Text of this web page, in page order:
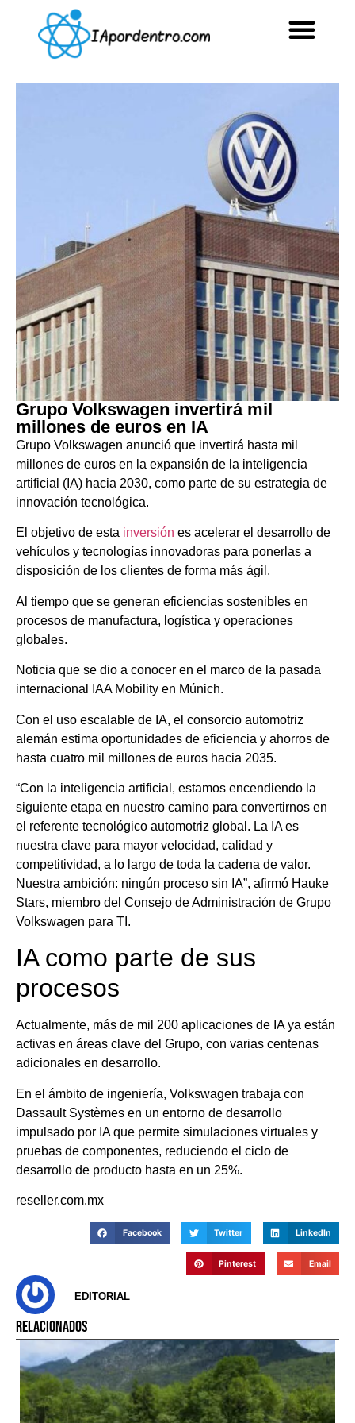
Grupo Volkswagen invertirá mil
millones de euros en IA
Grupo Volkswagen anunció que invertirá hasta mil
millones de euros en la expansión de la inteligencia
artificial (IA) hacia 2030, como parte de su estrategia de
innovación tecnológica. ​
El objetivo de esta inversión es acelerar el desarrollo de
vehículos y tecnologías innovadoras para ponerlas a
disposición de los clientes de forma más ágil.
Al tiempo que se generan eficiencias sostenibles en
procesos de manufactura, logística y operaciones
globales.
Noticia que se dio a conocer en el marco de la pasada
internacional IAA Mobility en Múnich.
Con el uso escalable de IA, el consorcio automotriz
alemán estima oportunidades de eficiencia y ahorros de
hasta cuatro mil millones de euros hacia 2035.
“Con la inteligencia artificial, estamos encendiendo la
siguiente etapa en nuestro camino para convertirnos en
el referente tecnológico automotriz global. La IA es
nuestra clave para mayor velocidad, calidad y
competitividad, a lo largo de toda la cadena de valor.
Nuestra ambición: ningún proceso sin IA”, afirmó Hauke
Stars, miembro del Consejo de Administración de Grupo
Volkswagen para TI.
IA como parte de sus
procesos
Actualmente, más de mil 200 aplicaciones de IA ya están
activas en áreas clave del Grupo, con varias centenas
adicionales en desarrollo.
En el ámbito de ingeniería, Volkswagen trabaja con
Dassault Systèmes en un entorno de desarrollo
impulsado por IA que permite simulaciones virtuales y
pruebas de componentes, reduciendo el ciclo de
desarrollo de producto hasta en un 25%.
reseller.com.mx
Facebook Twitter LinkedIn
Pinterest Email
EDITORIAL
RELACIONADOS